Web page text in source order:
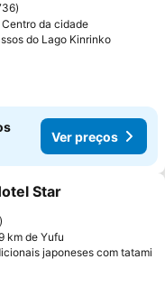
Centro da cidade
do Lago KinrinkoVer
Ver preços
aos favoritos
Star
km de Yufu
japoneses com tatami